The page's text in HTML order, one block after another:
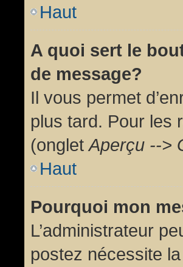
Haut
A quoi sert le
de message?
Il vous permet
plus tard. Pour les
(ongletAperçu -->
Haut
Pourquoi mon
L’administrateur
postez nécessite